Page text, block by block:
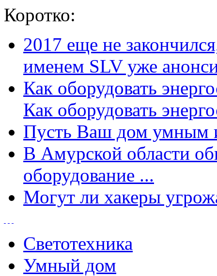
Коротко:
2017 еще не
именем SLV уже
Как оборудовать
Как оборудовать
Пусть Ваш дом умным
В Амурской области
оборудование ...
Могут ли хакеры
Светотехника
Умный дом